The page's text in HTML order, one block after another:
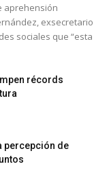
aprehensión
exsecretario
sociales que “esta
récords
percepción de